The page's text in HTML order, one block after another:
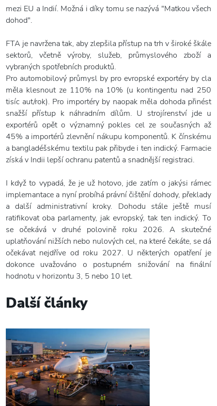
mezi EU a Indií. Možná i díky tomu se nazývá "Matkou všech
dohod".
FTA je navržena tak, aby zlepšila přístup na trh v široké škále
sektorů, včetně výroby, služeb, průmyslového zboží a
vybraných spotřebních produktů.
Pro automobilový průmysl by pro evropské exportéry by cla
měla klesnout ze 110% na 10% (u kontingentu nad 250
tisíc aut/rok). Pro importéry by naopak měla dohoda přinést
snažší přístup k náhradním dílům. U strojírenství jde u
exportérů opět o významný pokles cel ze současných až
45% a importérů zlevnění nákupu komponentů. K čínskému
a bangladéšskému textilu pak přibyde i ten indický. Farmacie
získá v Indii lepší ochranu patentů a snadnější registraci.
I když to vypadá, že je už hotovo, jde zatím o jakýsi rámec
implemantace a nyní probíhá právní čištění dohody, překlady
a další administrativní kroky. Dohodu stále ještě musí
ratifikovat oba parlamenty, jak evropský, tak ten indický. To
se očekává v druhé polovině roku 2026. A skutečné
uplatňování nižších nebo nulových cel, na které čekáte, se dá
očekávat nejdříve od roku 2027. U některých opatření je
dokonce uvažováno o postupném snižování na finální
hodnotu v horizontu 3, 5 nebo 10 let.
Další články